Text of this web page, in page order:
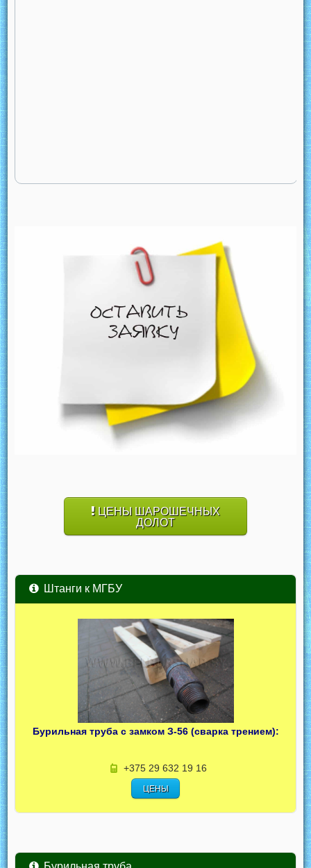
ЦЕНЫ ШАРОШЕЧНЫХ
ДОЛОТ
Штанги к МГБУ
Бурильная труба с замком З-56 (сварка трением):
+375 29 632 19 16
ЦЕНЫ